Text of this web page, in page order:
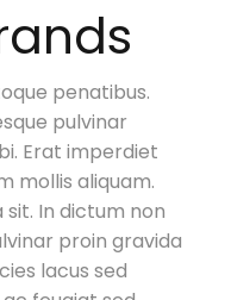
penatibus.
pulvinar
Erat imperdiet
mollis aliquam.
In dictum non
proin gravida
lacus sed